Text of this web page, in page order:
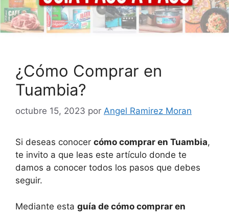
¿Cómo Comprar en
Tuambia?
octubre 15, 2023 por Angel Ramirez Moran
Si deseas conocer cómo comprar en Tuambia,
te invito a que leas este artículo donde te
damos a conocer todos los pasos que debes
seguir.
Mediante esta guía de cómo comprar en